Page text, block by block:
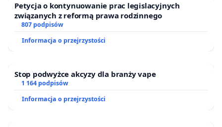
Petycja o kontynuowanie prac legislacyjnych
związanych z reformą prawa rodzinnego
807 podpisów
Informacja o przejrzystości
Stop podwyżce akcyzy dla branży vape
1 164 podpisów
Informacja o przejrzystości